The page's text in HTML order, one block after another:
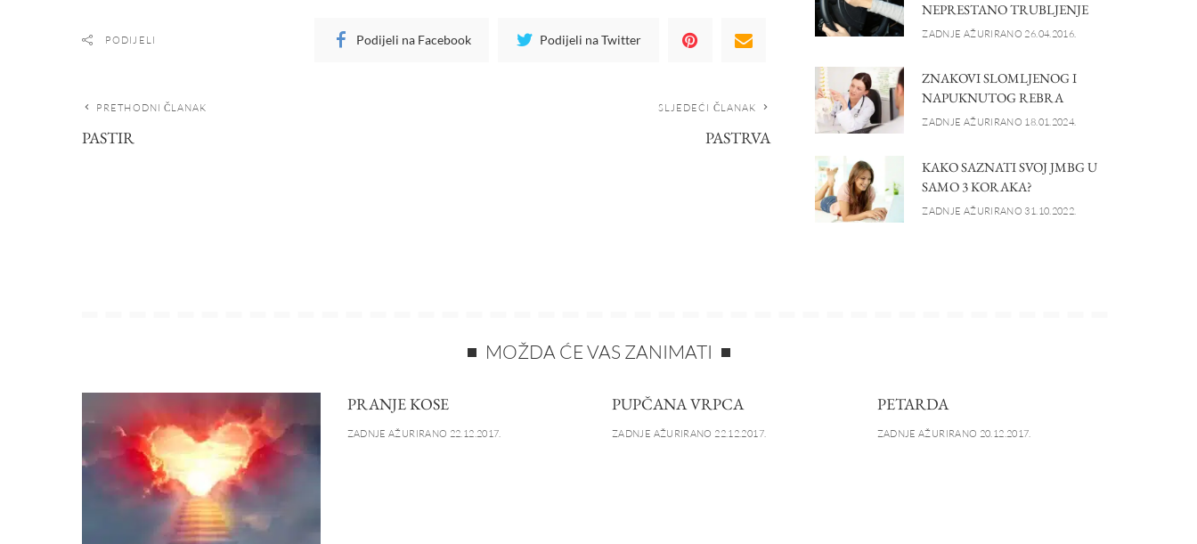
PODIJELI Podijeli na Facebook Podijeli na Twitter
PRETHODNI ČLANAK
PASTIR
SLJEDEĆI ČLANAK
PASTRVA
NEPRESTANO TRUBLJENJE
ZADNJE AŽURIRANO 26.04.2016.
ZNAKOVI SLOMLJENOG I
NAPUKNUTOG REBRA
ZADNJE AŽURIRANO 18.01.2024.
KAKO SAZNATI SVOJ JMBG U
SAMO 3 KORAKA?
ZADNJE AŽURIRANO 31.10.2022.
MOŽDA ĆE VAS ZANIMATI
PRANJE KOSE
ZADNJE AŽURIRANO 22.12.2017.
PUPČANA VRPCA
ZADNJE AŽURIRANO 22.12.2017.
PETARDA
ZADNJE AŽURIRANO 20.12.2017.